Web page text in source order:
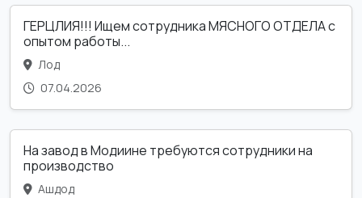
ГЕРЦЛИЯ!!! Ищем сотрудника МЯСНОГО ОТДЕЛА с
опытом работы...
Лод
07.04.2026
На завод в Модиине требуются сотрудники на
производство
Ашдод